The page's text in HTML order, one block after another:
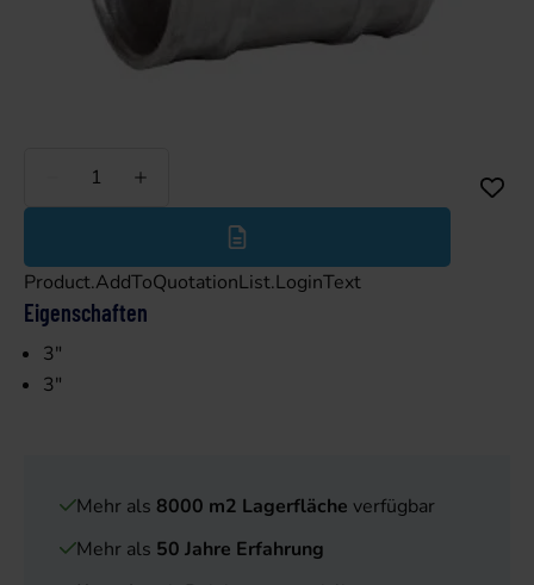
Weniger
Product.AddToQuotationList.LoginText
Eigenschaften
3"
3"
Mehr als 8000 m2 Lagerfläche verfügbar
Mehr als 50 Jahre Erfahrung